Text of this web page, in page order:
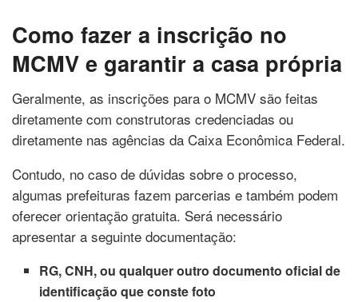
Como fazer a inscrição no
MCMV e garantir a casa própria
Geralmente, as inscrições para o MCMV são feitas
diretamente com construtoras credenciadas ou
diretamente nas agências da Caixa Econômica Federal.
Contudo, no caso de dúvidas sobre o processo,
algumas prefeituras fazem parcerias e também podem
oferecer orientação gratuita. Será necessário
apresentar a seguinte documentação:
RG, CNH, ou qualquer outro documento oficial de
identificação que conste foto